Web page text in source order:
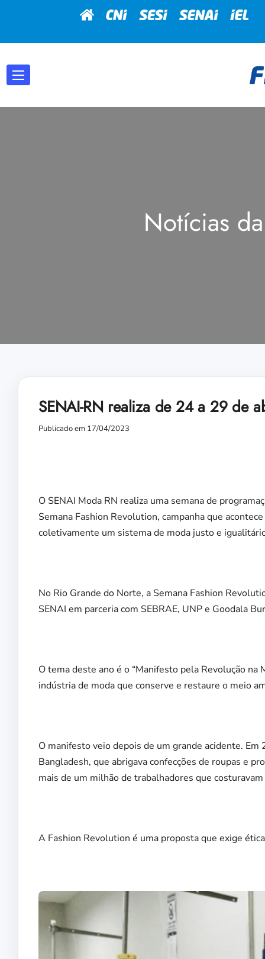
Notícias
SENAI-RN realiza de 24 a 29 de
Publicado em 17/04/2023
O SENAI Moda RN realiza uma semana de
Semana Fashion Revolution, campanha que
coletivamente um sistema de moda justo e
No Rio Grande do Norte, a Semana Fashion
SENAI em parceria com SEBRAE, UNP e Goodala
O tema deste ano é o “Manifesto pela Revolução
indústria de moda que conserve e restaure o meio
O manifesto veio depois de um grande acidente.
Bangladesh, que abrigava confecções de roupas e
mais de um milhão de trabalhadores que
A Fashion Revolution é uma proposta que exige